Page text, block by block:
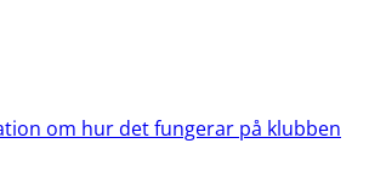
om hur det fungerar på klubben